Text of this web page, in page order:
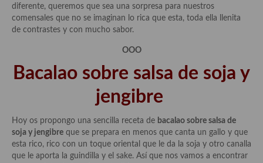
diferente, queremos que sea una sorpresa para nuestros
comensales que no se imaginan lo rica que esta, toda ella llenita
de contrastes y con mucho sabor.
OOO
Bacalao sobre salsa de soja y
jengibre
Hoy os propongo una sencilla receta de bacalao sobre salsa de
soja y jengibre que se prepara en menos que canta un gallo y que
esta rico, rico con un toque oriental que le da la soja y otro canalla
que le aporta la guindilla y el sake. Así que nos vamos a encontrar